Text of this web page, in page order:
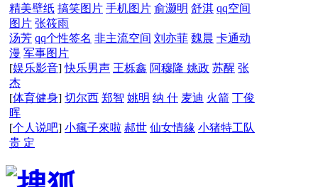
精美壁纸 搞笑图片 手机图片 俞灏明 舒淇 qq空间
图片 张筱雨
汤芳 qq个性签名 非主流空间 刘亦菲 魏晨 卡通动
漫 军事图片
[娱乐影音]快乐男声 王栎鑫 阿穆隆 姚政 苏醒 张
杰
[体育健身] 切尔西 郑智 姚明 纳 什 麦迪 火箭 丁俊
晖
[个人说吧] 小瘋子來啦 郝世 仙女情緣 小猪特工队
贵 定